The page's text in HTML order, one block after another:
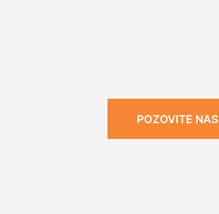
POZOVITE NAS